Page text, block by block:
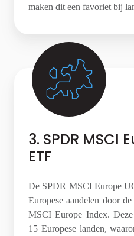
maken dit een favoriet bij
3. SPDR MSCI
ETF
De SPDR MSCI Europe
Europese aandelen door
MSCI Europe Index.
15 Europese landen,